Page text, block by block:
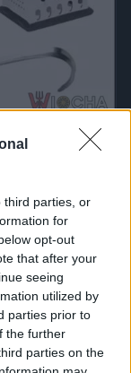
third parties, or
for
opt-out
that after your
seeing
utilized by
parties prior to
the further
parties on the
Udostępnij
#żarty